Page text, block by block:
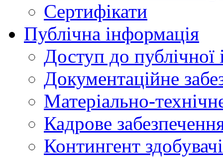
Сертифікати
Публічна інформація
Доступ до публічної
Документаційне
Матеріально-
Кадрове
Контингент